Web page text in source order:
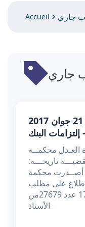
Accueil جاري
جاري
قرار تعقيبي عدد 36074 بتاريخ 21 جوان 2017
البنك
العـدل محكمــة
ـدد القضيـــة تاريخـــه:
محكمة
على مطلب
التعقيب المقدم في17/3/2016 عدد 27679من
الأستاذ